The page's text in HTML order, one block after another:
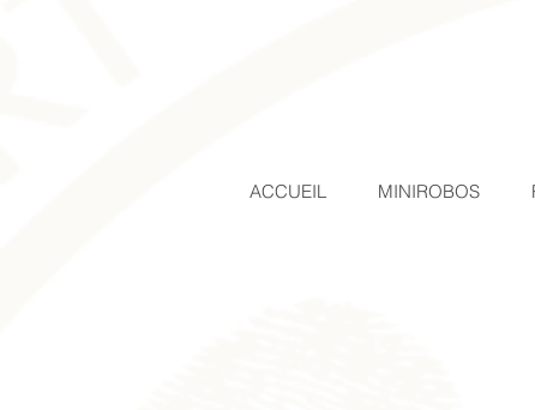
ACCUEIL MINIROBOS